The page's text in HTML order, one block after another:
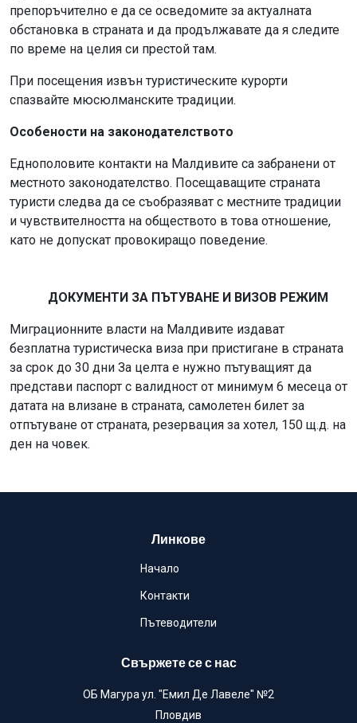
препоръчително е да се осведомите за актуалната
обстановка в страната и да продължавате да я следите
по време на целия си престой там.
При посещения извън туристическите курорти
спазвайте мюсюлманските традиции.
Особености на законодателството
Еднополовите контакти на Малдивите са забранени от
местното законодателство. Посещаващите страната
туристи следва да се съобразяват с местните традиции
и чувствителността на обществото в това отношение,
като не допускат провокиращо поведение.
ДОКУМЕНТИ ЗА ПЪТУВАНЕ И ВИЗОВ РЕЖИМ
Миграционните власти на Малдивите издават
безплатна туристическа виза при пристигане в страната
за срок до 30 дни За целта е нужно пътуващият да
представи паспорт с валидност от минимум 6 месеца от
датата на влизане в страната, самолетен билет за
отпътуване от страната, резервация за хотел, 150 щ.д. на
ден на човек.
Линкове
Начало
Контакти
Пътеводители
Свържете се с нас
ОБ Магура ул. "Емил Де Лавеле" №2
Пловдив